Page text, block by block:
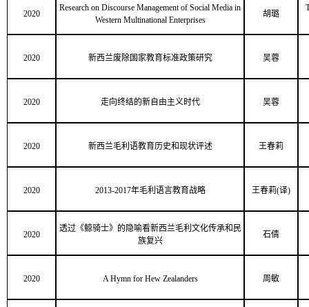
2020
Research on Discourse Management of Social Media in
Western Multinational Enterprises
胡璐
2020 新西兰废除国家教育标准政策研究 吴蓉
2020 走向终结的新自由主义时代 吴蓉
2020 新西兰毛利语教育历史和现状评述 王春莉
2020 2013-2017年毛利语言教育战略 王春莉(译)
2020
透过《鲸骑士》的隐喻看新西兰毛利文化传承和民
族复兴
石倩
2020 A Hymn for Hew Zealanders 周敏